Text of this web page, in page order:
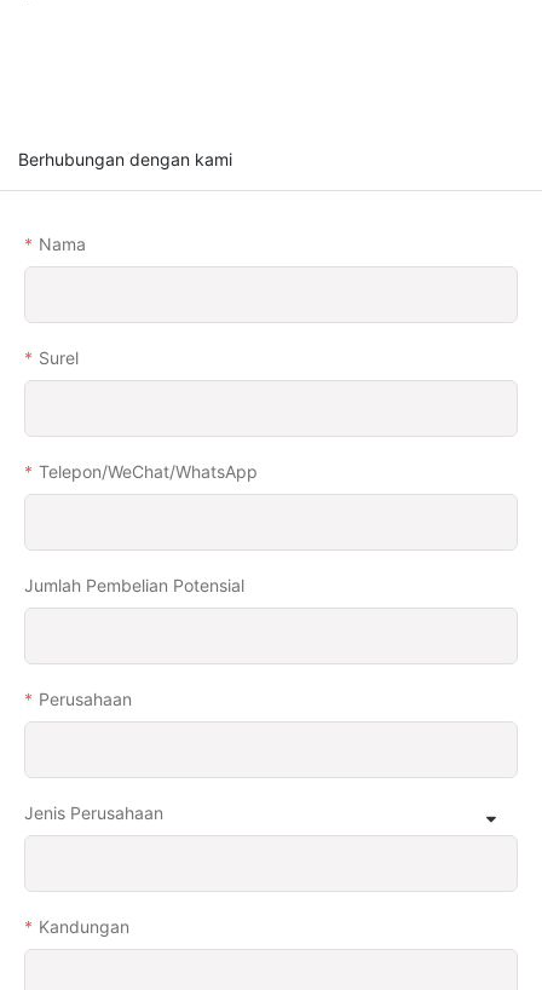
Berhubungan dengan kami
Nama
Surel
Telepon/WeChat/WhatsApp
Jumlah Pembelian Potensial
Perusahaan
Jenis Perusahaan
Kandungan